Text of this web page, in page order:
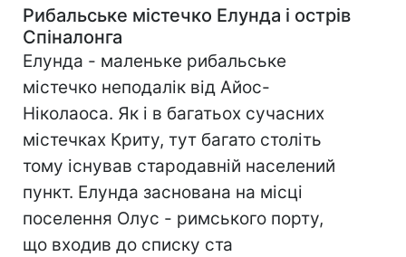
Рибальське містечко Елунда і острів
Спіналонга
Елунда - маленьке рибальське
містечко неподалік від Айос-
Ніколаоса. Як і в багатьох сучасних
містечках Криту, тут багато століть
тому існував стародавній населений
пункт. Елунда заснована на місці
поселення Олус - римського порту,
що входив до списку ста